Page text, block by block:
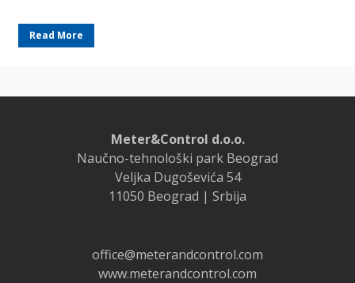
Read More
Meter&Control d.o.o.
Naučno-tehnološki park Beograd
Veljka Dugoševića 54
11050 Beograd | Srbija
office@meterandcontrol.com
www.meterandcontrol.com